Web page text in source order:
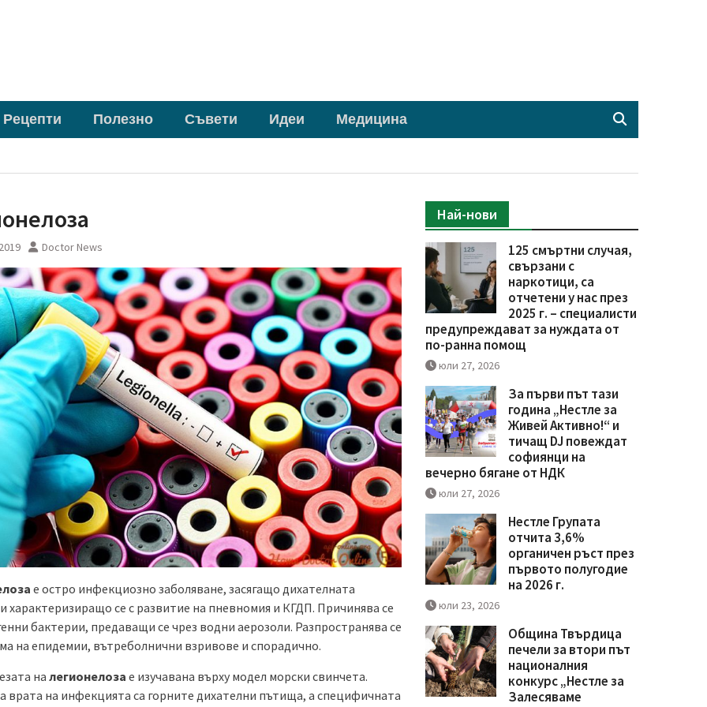
Рецепти Полезно Съвети Идеи Медицина
Doctor News
е остро инфекциозно заболяване, засягащо дихателната
характеризиращо се с развитие на пневномия и КГДП. Причинява се
бактерии, предаващи се чрез водни аерозоли. Разпространява се
на епидемии, вътреболнични взривове и спорадично.
на легионелоза е изучавана върху модел морски свинчета.
врата на инфекцията са горните дихателни пътища, а специфичната
Най-нови
125 смъртни случая,
свързани с
наркотици, са
отчетени у нас през
2025 г. – специалисти
предупреждават за нуждата от
по-ранна помощ
юли 27, 2026
За първи път тази
година „Нестле за
Живей Активно!“ и
тичащ DJ повеждат
софиянци на
вечерно бягане от НДК
юли 27, 2026
Нестле Групата
отчита 3,6%
органичен ръст през
първото полугодие
на 2026 г.
юли 23, 2026
Община Твърдица
печели за втори път
националния
конкурс „Нестле за
Залесяваме